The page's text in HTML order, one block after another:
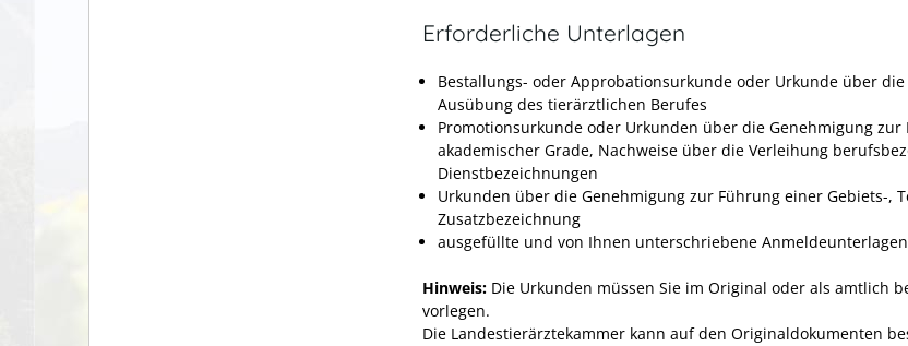
Erforderliche Unterlagen
Bestallungs- oder Approbationsurkunde oder Urkunde über
Ausübung des tierärztlichen Berufes
Promotionsurkunde oder Urkunden über die Genehmigung zur
akademischer Grade, Nachweise über die Verleihung
Dienstbezeichnungen
Urkunden über die Genehmigung zur Führung einer Gebiets-,
Zusatzbezeichnung
ausgefüllte und von Ihnen unterschriebene Anmeldeunterlagen
Hinweis: Die Urkunden müssen Sie im Original oder als amtlich
vorlegen.
Die Landestierärztekammer kann auf den Originaldokumenten